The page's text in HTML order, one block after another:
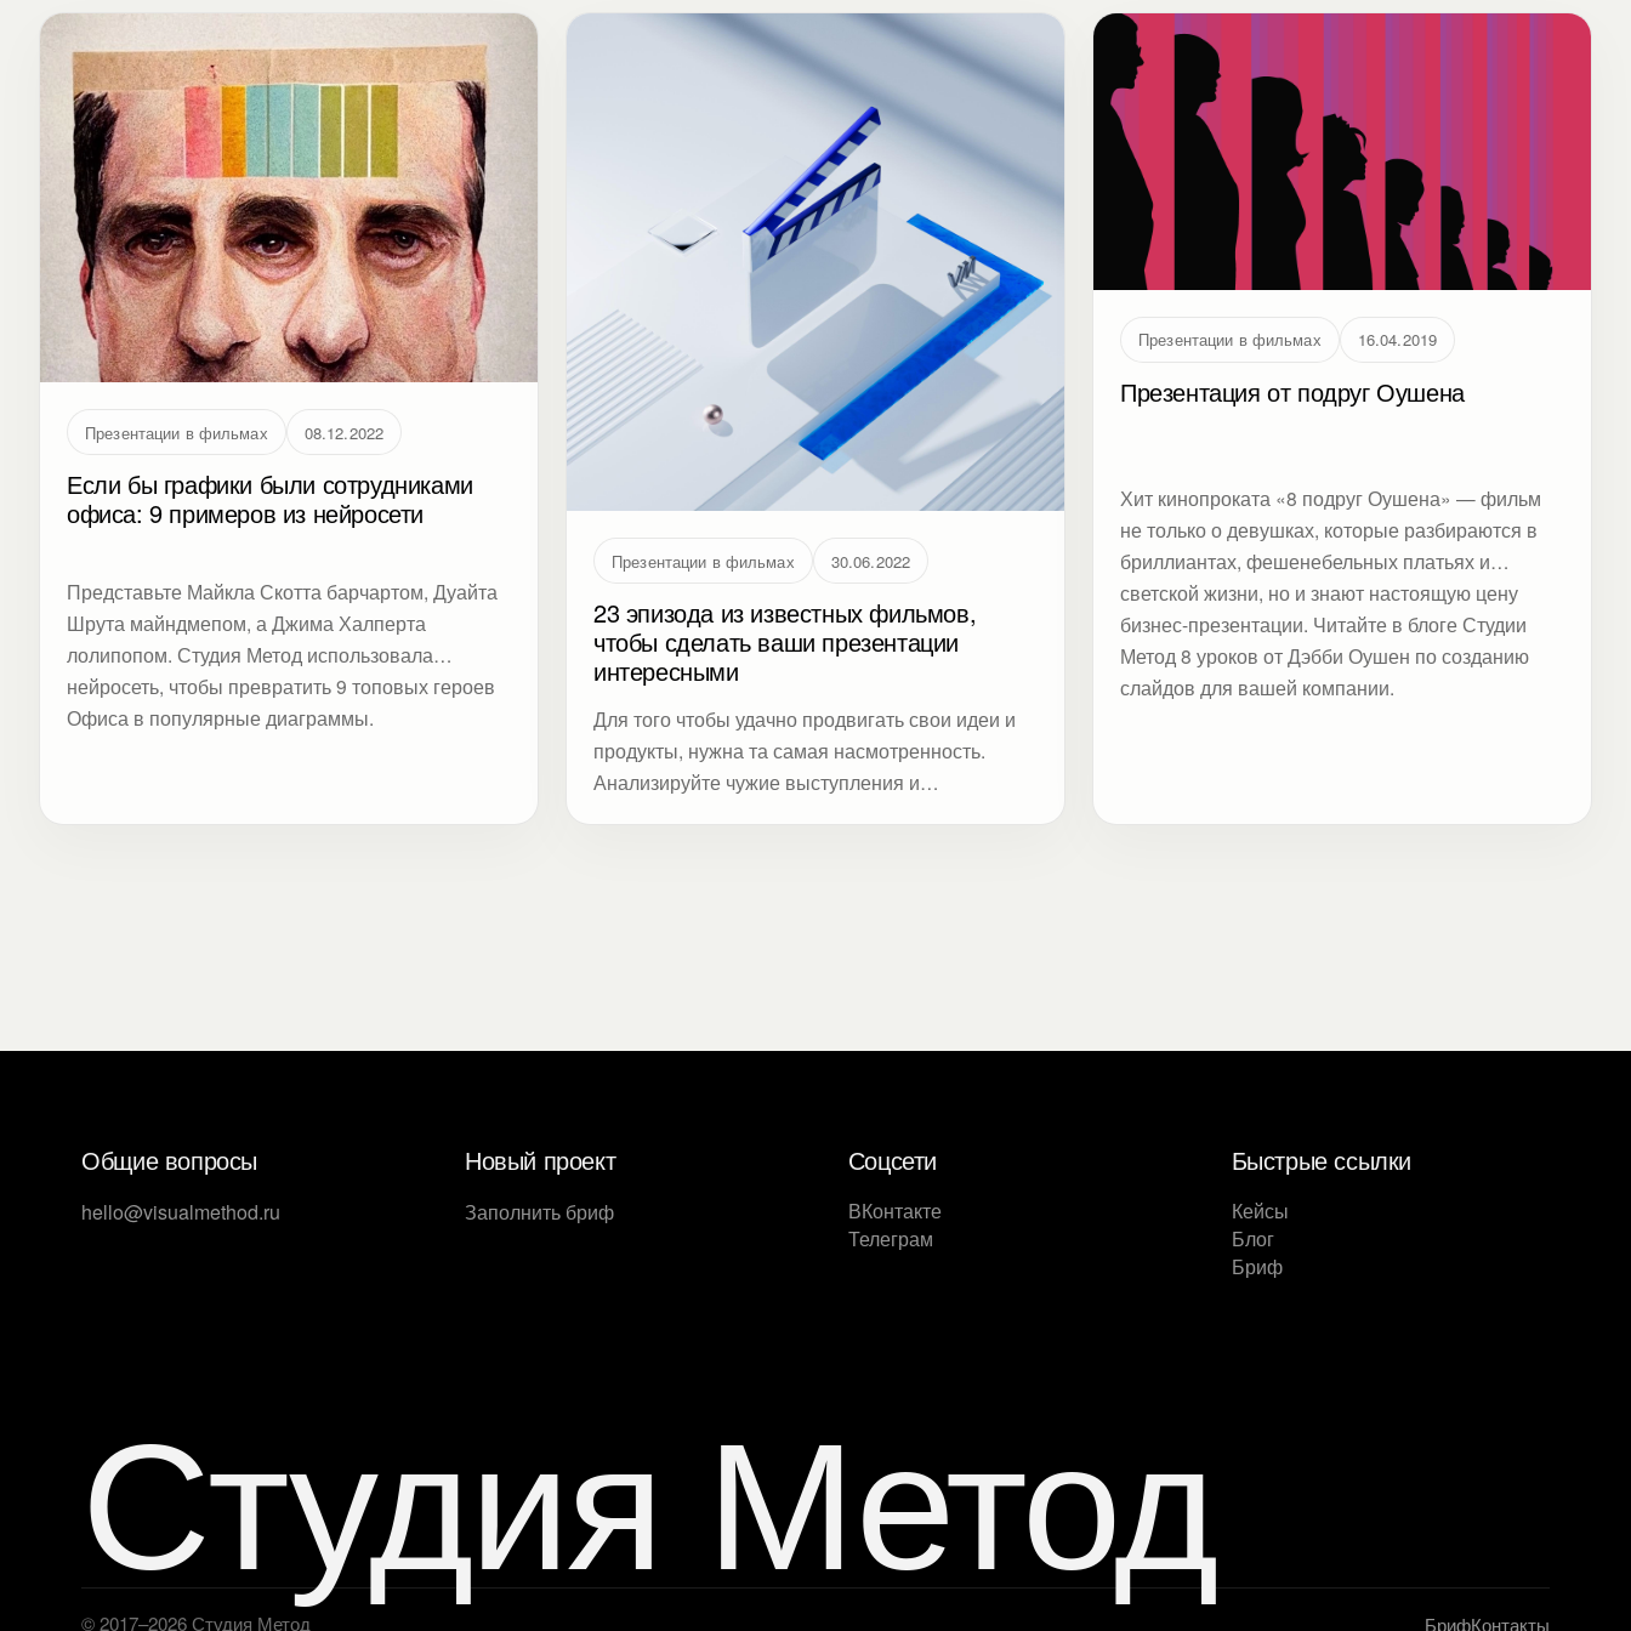
Презентации в фильмах 08.12.2022
Если бы графики были сотрудниками
офиса: 9 примеров из нейросети
Представьте Майкла Скотта барчартом, Дуайта
Шрута майндмепом, а Джима Халперта
лолипопом. Студия Метод использовала
нейросеть, чтобы превратить 9 топовых героев
Офиса в популярные диаграммы.
Презентации в фильмах 30.06.2022
23 эпизода из известных фильмов,
чтобы сделать ваши презентации
интересными
Для того чтобы удачно продвигать свои идеи и
продукты, нужна та самая насмотренность.
Анализируйте чужие выступления и
Презентации в фильмах 16.04.2019
Презентация от подруг Оушена
Хит кинопроката «8 подруг Оушена» — фильм
не только о девушках, которые разбираются в
бриллиантах, фешенебельных платьях и
светской жизни, но и знают настоящую цену
бизнес-презентации. Читайте в блоге Студии
Метод 8 уроков от Дэбби Оушен по созданию
слайдов для вашей компании.
Общие вопросы
hello@visualmethod.ru
Новый проект
Заполнить бриф
Соцсети
ВКонтакте
Телеграм
Быстрые ссылки
Кейсы
Блог
Бриф
Студия Метод
© 2017–2026 Студия Метод БрифКонтакты